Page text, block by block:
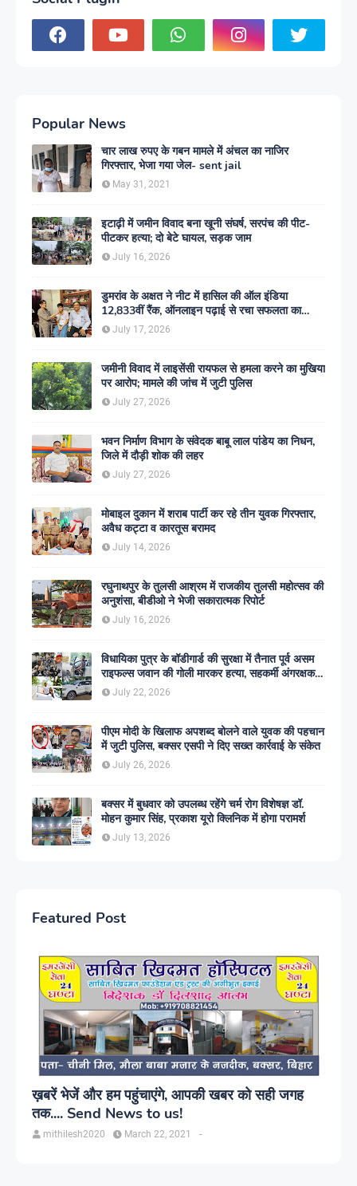
Popular News
चार लाख रुपए के गबन मामले में अंचल का नाजिर
गिरफ्तार, भेजा गया जेल- sent jail
May 31, 2021
इटाढ़ी में जमीन विवाद बना खूनी संघर्ष, सरपंच की पीट-
पीटकर हत्या; दो बेटे घायल, सड़क जाम
July 16, 2026
डुमरांव के अक्षत ने नीट में हासिल की ऑल इंडिया
12,833वीं रैंक, ऑनलाइन पढ़ाई से रचा सफलता का
इतिहास
July 17, 2026
जमीनी विवाद में लाइसेंसी रायफल से हमला करने का मुखिया
पर आरोप; मामले की जांच में जुटी पुलिस
July 27, 2026
भवन निर्माण विभाग के संवेदक बाबू लाल पांडेय का निधन,
जिले में दौड़ी शोक की लहर
July 27, 2026
मोबाइल दुकान में शराब पार्टी कर रहे तीन युवक गिरफ्तार,
अवैध कट्टा व कारतूस बरामद
July 14, 2026
रघुनाथपुर के तुलसी आश्रम में राजकीय तुलसी महोत्सव की
अनुशंसा, बीडीओ ने भेजी सकारात्मक रिपोर्ट
July 16, 2026
विधायिका पुत्र के बॉडीगार्ड की सुरक्षा में तैनात पूर्व असम
राइफल्स जवान की गोली मारकर हत्या, सहकर्मी अंगरक्षक
गिरफ्तार
July 22, 2026
पीएम मोदी के खिलाफ अपशब्द बोलने वाले युवक की पहचान
में जुटी पुलिस, बक्सर एसपी ने दिए सख्त कार्रवाई के संकेत
July 26, 2026
बक्सर में बुधवार को उपलब्ध रहेंगे चर्म रोग विशेषज्ञ डॉ.
मोहन कुमार सिंह, प्रकाश यूरो क्लिनिक में होगा परामर्श
July 13, 2026
Featured Post
ख़बरें भेजें और हम पहुंचाएंगे, आपकी खबर को सही जगह
तक.... Send News to us!
mithilesh2020 -
March 22, 2021